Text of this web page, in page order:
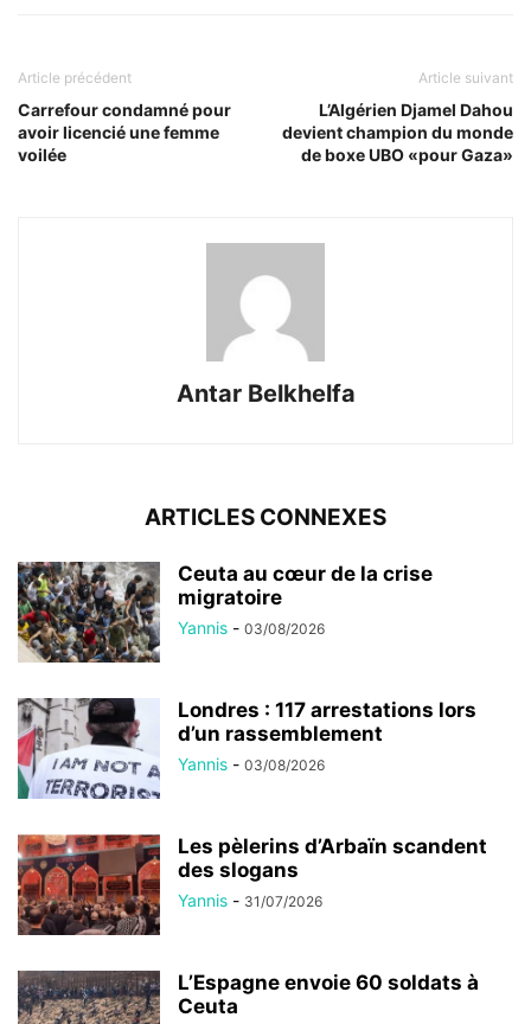
Article précédent
Carrefour condamné pour
avoir licencié une femme
voilée
Article suivant
L’Algérien Djamel Dahou
devient champion du monde
de boxe UBO «pour Gaza»
Antar Belkhelfa
ARTICLES CONNEXES
Ceuta au cœur de la crise
migratoire
Yannis - 03/08/2026
Londres : 117 arrestations lors
d’un rassemblement
Yannis - 03/08/2026
Les pèlerins d’Arbaïn scandent
des slogans
Yannis - 31/07/2026
L’Espagne envoie 60 soldats à
Ceuta